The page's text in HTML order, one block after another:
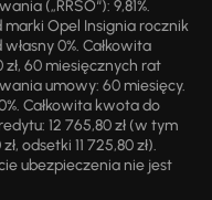
(„RRSO“): 9,81%.
Opel Insignia rocznik
0%. Całkowita
60 miesięcznych rat
umowy: 60 miesięcy.
Całkowita kwota do
12 765,80 zł (w tym
odsetki 11 725,80 zł).
ubezpieczenia nie jest